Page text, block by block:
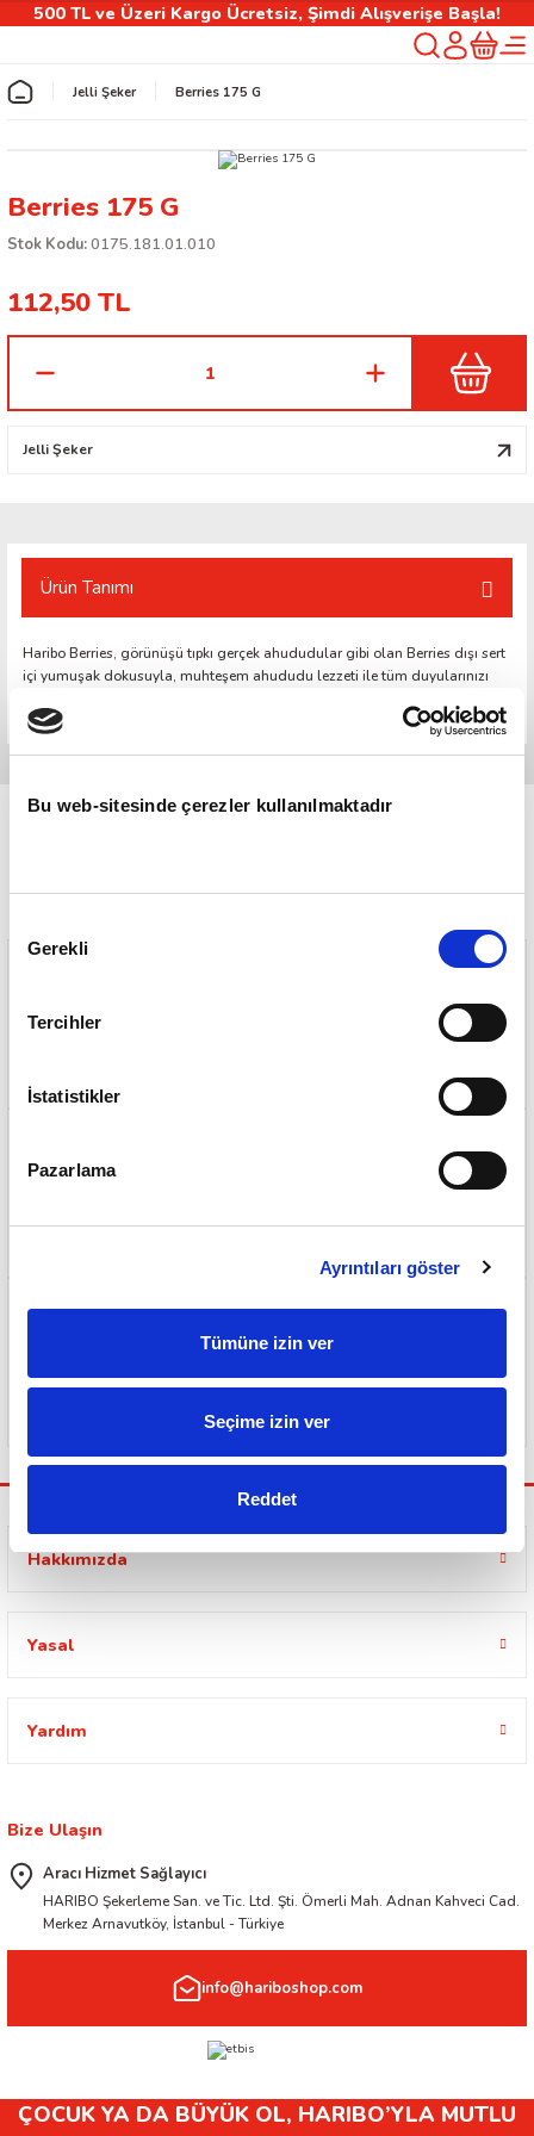
Bu web-sitesinde çerezler kullanılmaktadır
Seçimi
Gerekli
Tercihler
İstatistikler
Pazarlama
Ayrıntıları göster
Tümüne izin ver
Seçime izin ver
Reddet
500 TL ve Üzeri Kargo Ücretsiz, Şimdi Alışverişe Başla!
Geri Dön
Jelli Şeker Berries 175 G
Berries 175 G
Stok Kodu:0175.181.01.010
112,50 TL
Jelli Şeker
Ürün Tanımı
Haribo Berries, görünüşü tıpkı gerçek ahududular gibi olan Berries dışı sert
içi yumuşak dokusuyla, muhteşem ahududu lezzeti ile tüm duyularınızı
Sorunsuz ve Garantili Teslimat
Hakkımızda
Yasal
Yardım
Bize Ulaşın
Aracı Hizmet Sağlayıcı
HARIBO Şekerleme San. ve Tic. Ltd. Şti. Ömerli Mah. Adnan Kahveci Cad.
Merkez Arnavutköy, İstanbul - Türkiye
info@hariboshop.com
ÇOCUK YA DA BÜYÜK OL, HARIBO’YLA MUTLU